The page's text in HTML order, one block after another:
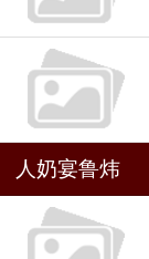
人奶宴鲁炜